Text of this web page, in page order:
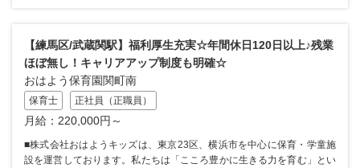
【練馬区/武蔵関駅】福利厚生充実☆年間休日120日以上♪残業
ほぼ無し！キャリアアップ制度も明確☆
おはよう保育園関町南
保育士 正社員（正職員）
月給：220,000円～
■株式会社おはようキッズは、東京23区、横浜市を中心に保育・学童施
設を運営しております。私たちは「こころ豊かに生きる力を育む」とい